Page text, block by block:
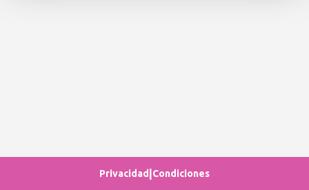
Privacidad Condiciones